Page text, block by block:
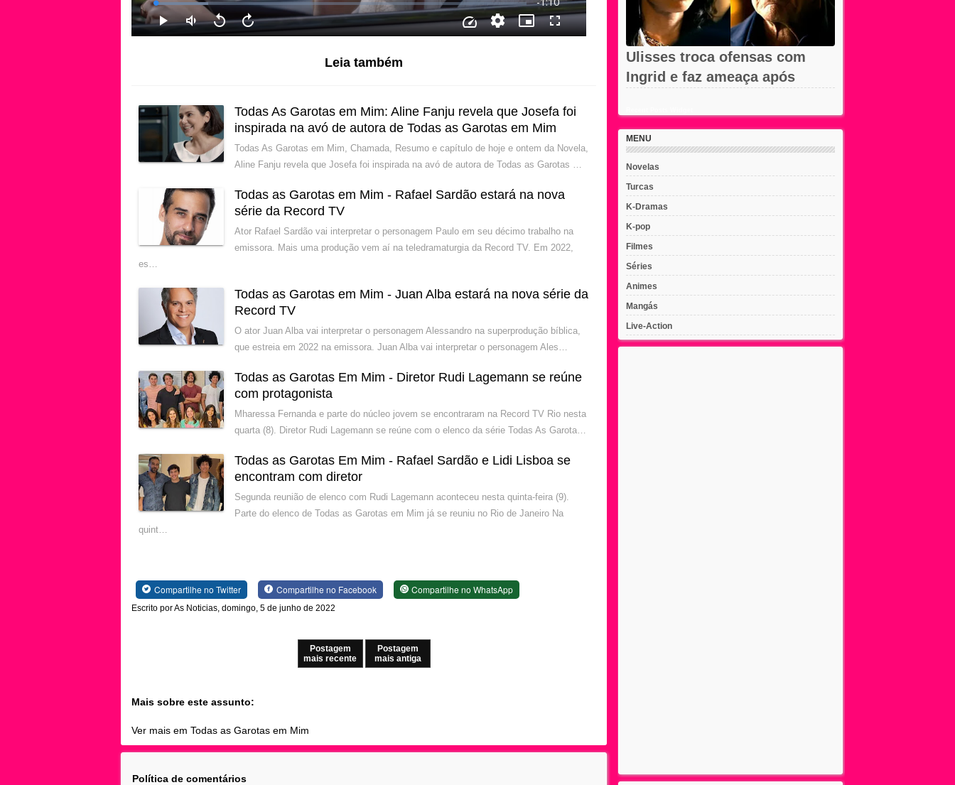
Leia também
Todas As Garotas em Mim: Aline Fanju revela que Josefa foi
inspirada na avó de autora de Todas as Garotas em Mim
Todas As Garotas em Mim, Chamada, Resumo e capítulo de hoje e ontem da Novela,
Aline Fanju revela que Josefa foi inspirada na avó de autora de Todas as Garotas …
Todas as Garotas em Mim - Rafael Sardão estará na nova
série da Record TV
Ator Rafael Sardão vai interpretar o personagem Paulo em seu décimo trabalho na
emissora. Mais uma produção vem aí na teledramaturgia da Record TV. Em 2022,
es…
Todas as Garotas em Mim - Juan Alba estará na nova série da
Record TV
O ator Juan Alba vai interpretar o personagem Alessandro na superprodução bíblica,
que estreia em 2022 na emissora. Juan Alba vai interpretar o personagem Ales…
Todas as Garotas Em Mim - Diretor Rudi Lagemann se reúne
com protagonista
Mharessa Fernanda e parte do núcleo jovem se encontraram na Record TV Rio nesta
quarta (8). Diretor Rudi Lagemann se reúne com o elenco da série Todas As Garota…
Todas as Garotas Em Mim - Rafael Sardão e Lidi Lisboa se
encontram com diretor
Segunda reunião de elenco com Rudi Lagemann aconteceu nesta quinta-feira (9).
Parte do elenco de Todas as Garotas em Mim já se reuniu no Rio de Janeiro Na
quint…
Compartilhe no Twitter Compartilhe no Facebook Compartilhe no WhatsApp
Escrito por As Noticias, domingo, 5 de junho de 2022
Postagem
mais recente
Postagem
mais antiga
Mais sobre este assunto:
Ver mais em Todas as Garotas em Mim
Política de comentários
Ulisses troca ofensas com
Ingrid e faz ameaça após
MENU
Novelas
Turcas
K-Dramas
K-pop
Filmes
Séries
Animes
Mangás
Live-Action